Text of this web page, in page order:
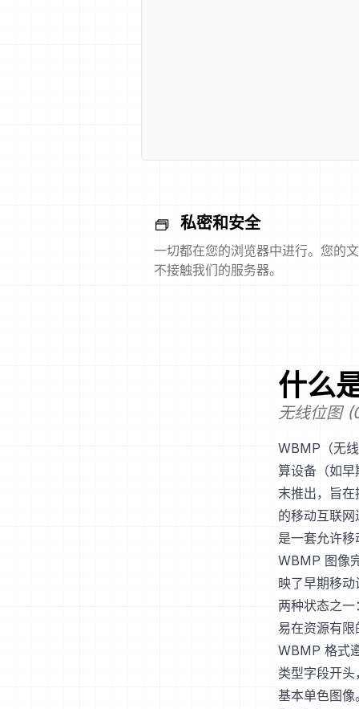
私密和安全
一切都在您的浏览器中进行。您的
不接触我们的服务器。
什么
无线位图
WBMP（无
算设备（如
末推出，旨
的移动互联
是一套允许
WBMP 图像
映了早期移
两种状态之
易在资源有
WBMP 格式
类型字段开
基本单色图